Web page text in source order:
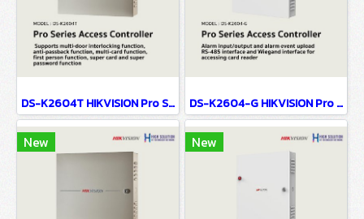
DS-K2604T HIKVISION Pro Series Access Controller DS-K2604-G HIKVISION Pro Series Access Controller
New New